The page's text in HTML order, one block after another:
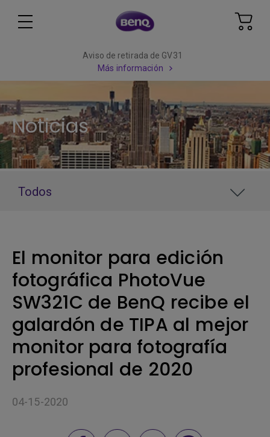
Aviso de retirada de GV31
Más información
Noticias
Todos
El monitor para edición
fotográfica PhotoVue
SW321C de BenQ recibe el
galardón de TIPA al mejor
monitor para fotografía
profesional de 2020
04-15-2020